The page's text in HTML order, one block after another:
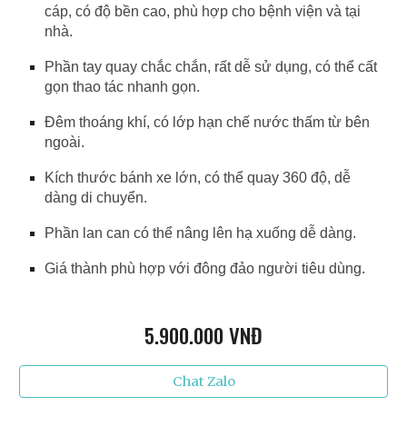
cáp, có độ bền cao, phù hợp cho bệnh viện và tại
nhà.
Phần tay quay chắc chắn, rất dễ sử dụng, có thể cất
gọn thao tác nhanh gọn.
Đêm thoáng khí, có lớp hạn chế nước thấm từ bên
ngoài.
Kích thước bánh xe lớn, có thể quay 360 độ, dễ
dàng di chuyển.
Phần lan can có thể nâng lên hạ xuống dễ dàng.
Giá thành phù hợp với đông đảo người tiêu dùng.
5.900.000 VNĐ
Chat Zalo